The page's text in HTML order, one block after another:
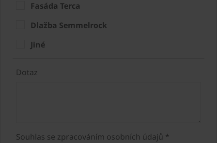
Fasáda Terca
Dlažba Semmelrock
Jiné
Dotaz
Souhlas se zpracováním osobních údajů *